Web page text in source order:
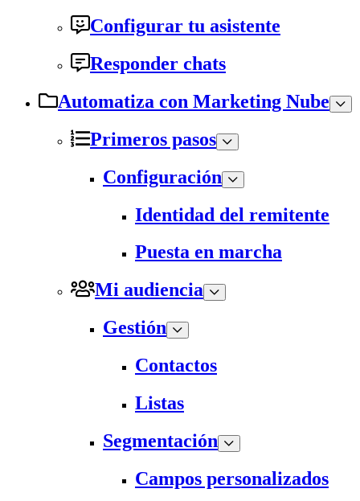
Configurar tu asistente
Responder chats
Automatiza con Marketing Nube
Primeros pasos
Configuración
Identidad del remitente
Puesta en marcha
Mi audiencia
Gestión
Contactos
Listas
Segmentación
Campos personalizados